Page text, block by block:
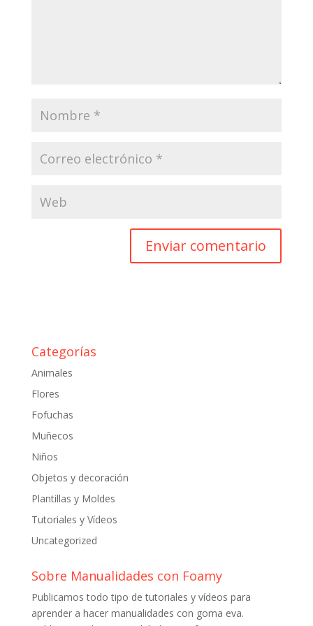
Categorías
Animales
Flores
Fofuchas
Muñecos
Niños
Objetos y decoración
Plantillas y Moldes
Tutoriales y Vídeos
Uncategorized
Sobre Manualidades con Foamy
Publicamos todo tipo de tutoriales y vídeos para
aprender a hacer manualidades con goma eva.